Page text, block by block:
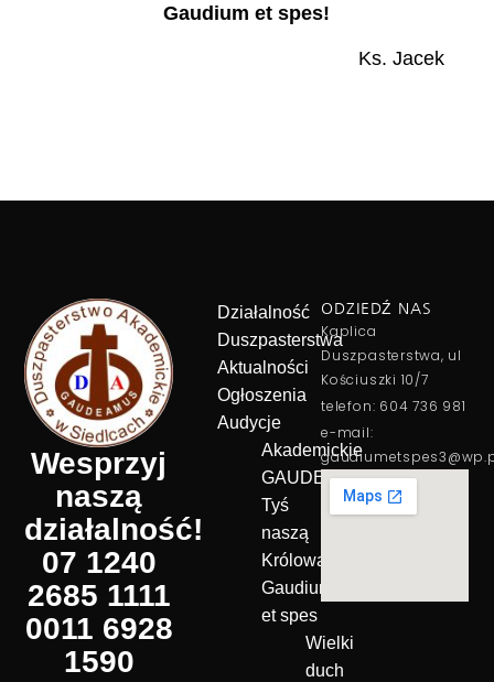
Gaudium et spes!
Ks. Jacek
Wesprzyj
naszą
działalność!
07 1240
2685 1111
0011 6928
1590
Działalność
Duszpasterstwa
Aktualności
Ogłoszenia
Audycje
Akademickie
GAUDEAMUS
Tyś
naszą
Królową!
Gaudium
et spes
Wielki
duch
ODZIEDŹ NAS
Kaplica
Duszpasterstwa, ul
Kościuszki 10/7
telefon: 604 736 981
e-mail: